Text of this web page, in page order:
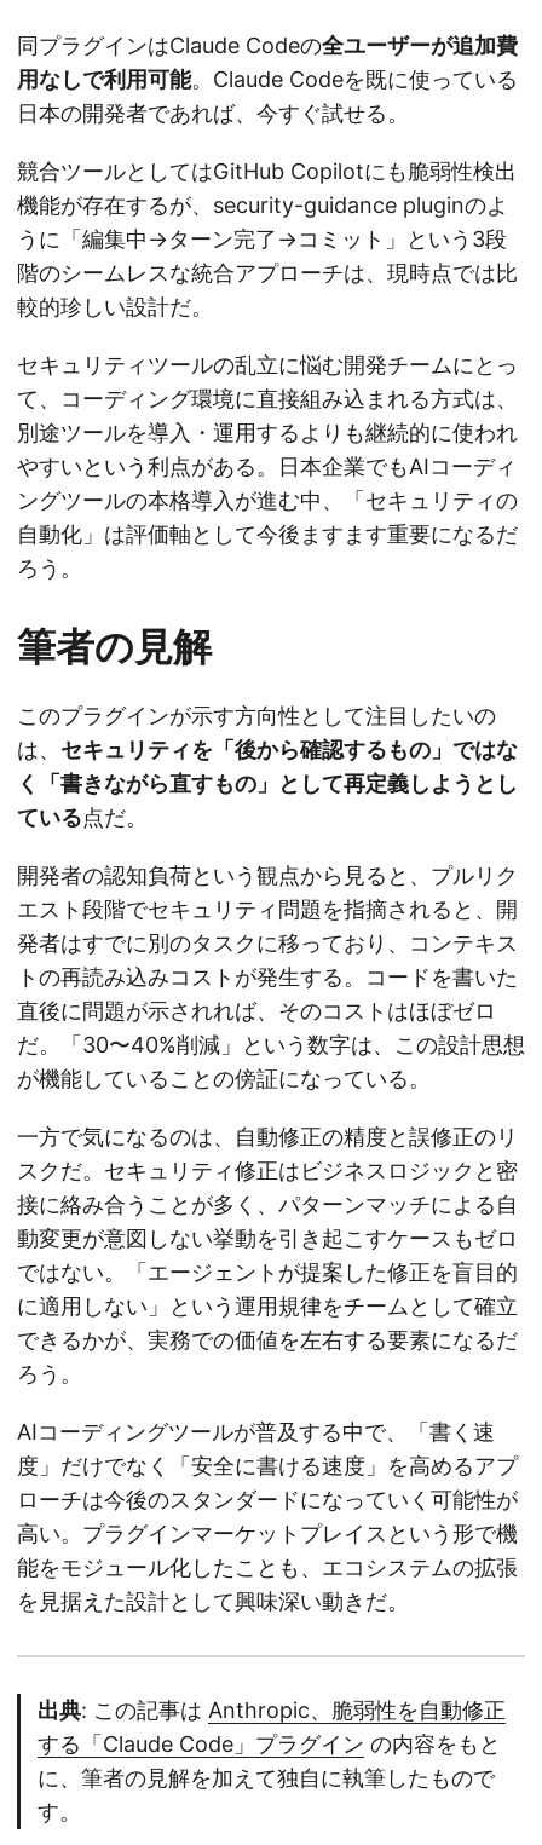
同プラグインはClaude Codeの全ユーザーが追加費
用なしで利用可能。Claude Codeを既に使っている
日本の開発者であれば、今すぐ試せる。
競合ツールとしてはGitHub Copilotにも脆弱性検出
機能が存在するが、security-guidance pluginのよ
うに「編集中→ターン完了→コミット」という3段
階のシームレスな統合アプローチは、現時点では比
較的珍しい設計だ。
セキュリティツールの乱立に悩む開発チームにとっ
て、コーディング環境に直接組み込まれる方式は、
別途ツールを導入・運用するよりも継続的に使われ
やすいという利点がある。日本企業でもAIコーディ
ングツールの本格導入が進む中、「セキュリティの
自動化」は評価軸として今後ますます重要になるだ
ろう。
筆者の見解
このプラグインが示す方向性として注目したいの
は、 セキュリティを「後から確認するもの」ではな
く「書きながら直すもの」として再定義しようとし
ている点だ。
開発者の認知負荷という観点から見ると、プルリク
エスト段階でセキュリティ問題を指摘されると、開
発者はすでに別のタスクに移っており、コンテキス
トの再読み込みコストが発生する。コードを書いた
直後に問題が示されれば、そのコストはほぼゼロ
だ。「30〜40%削減」という数字は、この設計思想
が機能していることの傍証になっている。
一方で気になるのは、自動修正の精度と誤修正のリ
スクだ。セキュリティ修正はビジネスロジックと密
接に絡み合うことが多く、パターンマッチによる自
動変更が意図しない挙動を引き起こすケースもゼロ
ではない。「エージェントが提案した修正を盲目的
に適用しない」という運用規律をチームとして確立
できるかが、実務での価値を左右する要素になるだ
ろう。
AIコーディングツールが普及する中で、「書く速
度」だけでなく「安全に書ける速度」を高めるアプ
ローチは今後のスタンダードになっていく可能性が
高い。プラグインマーケットプレイスという形で機
能をモジュール化したことも、エコシステムの拡張
を見据えた設計として興味深い動きだ。
出典: この記事は Anthropic、脆弱性を自動修正
する「Claude Code」プラグイン の内容をもと
に、筆者の見解を加えて独自に執筆したもので
す。